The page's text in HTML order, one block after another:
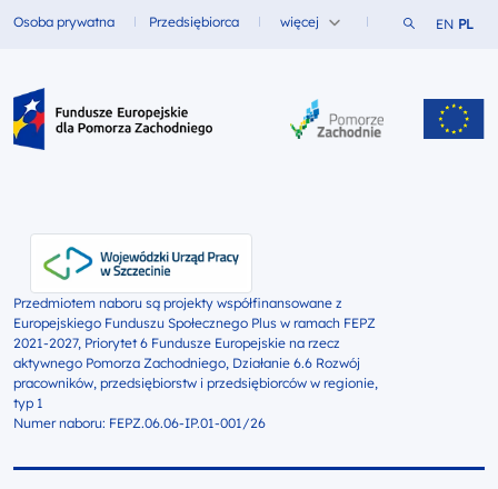
Fundusze dla
Osoba prywatna Fundusze dla
Przedsiębiorca więcej Szukaj w
EN PL
Fundusze Europejskie dla Pomorza Zachodniego
Przedmiotem naboru są projekty współfinansowane z
Europejskiego Funduszu Społecznego Plus w ramach FEPZ
2021-2027, Priorytet 6 Fundusze Europejskie na rzecz
aktywnego Pomorza Zachodniego, Działanie 6.6 Rozwój
pracowników, przedsiębiorstw i przedsiębiorców w regionie,
typ 1
Numer naboru: FEPZ.06.06-IP.01-001/26